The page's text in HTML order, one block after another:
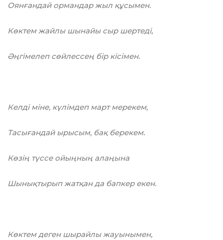
Оянғандай ормандар жыл құсымен.
Көктем жайлы шынайы сыр шертеді,
Әңгімелеп сөйлессең бір кісімен.
Келді мінe, күлімдеп март мерекем,
Тасығандай ырысым, бақ берекем.
Көзің түссе ойыңның алаңына
Шынықтырып жатқан да бапкер екен.
Көктем деген шырайлы жауынымен,